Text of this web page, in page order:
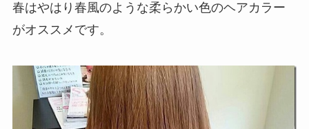
春はやはり春風のような柔らかい色のヘアカラー
がオススメです。